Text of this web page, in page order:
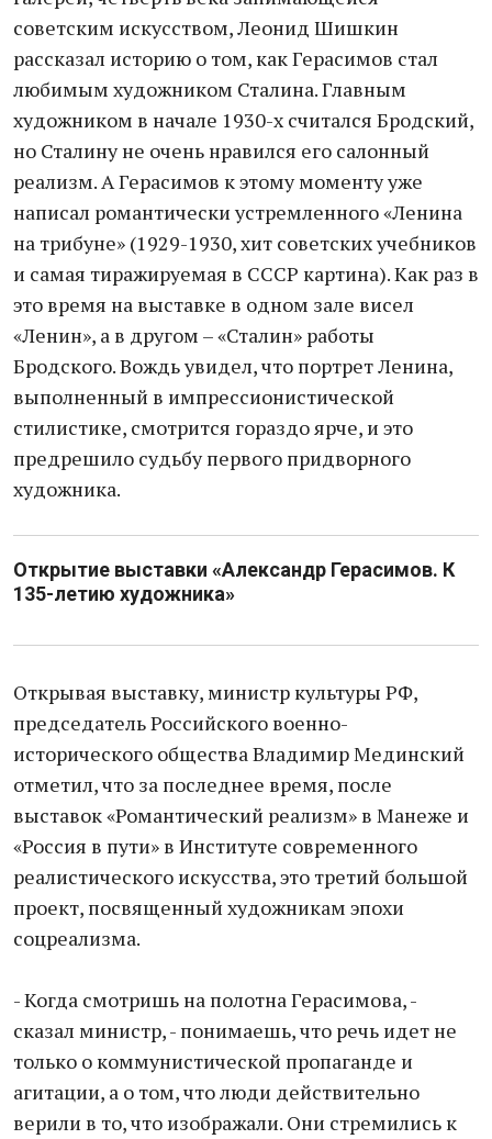
советским искусством, Леонид Шишкин
рассказал историю о том, как Герасимов стал
любимым художником Сталина. Главным
художником в начале 1930-х считался Бродский,
но Сталину не очень нравился его салонный
реализм. А Герасимов к этому моменту уже
написал романтически устремленного «Ленина
на трибуне» (1929-1930, хит советских учебников
и самая тиражируемая в СССР картина). Как раз в
это время на выставке в одном зале висел
«Ленин», а в другом – «Сталин» работы
Бродского. Вождь увидел, что портрет Ленина,
выполненный в импрессионистической
стилистике, смотрится гораздо ярче, и это
предрешило судьбу первого придворного
художника.
Открытие выставки «Александр Герасимов. К
135-летию художника» ​
Открывая выставку, министр культуры РФ,
председатель Российского военно-
исторического общества Владимир Мединский
отметил, что за последнее время, после
выставок «Романтический реализм» в Манеже и
«Россия в пути» в Институте современного
реалистического искусства, это третий большой
проект, посвященный художникам эпохи
соцреализма.
- Когда смотришь на полотна Герасимова, -
сказал министр, - понимаешь, что речь идет не
только о коммунистической пропаганде и
агитации, а о том, что люди действительно
верили в то, что изображали. Они стремились к